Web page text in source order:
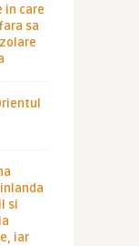
in care
sa
si
iar